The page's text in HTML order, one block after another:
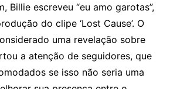
Billie escreveu “eu amo garotas”,
do clipe ‘Lost Cause’. O
uma revelação sobre
a atenção de seguidores, que
se isso não seria uma